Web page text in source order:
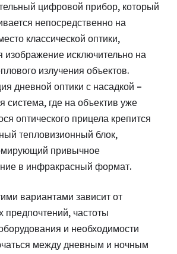
цифровой прибор, который
непосредственно на
классической оптики,
исключительно на
излучения объектов.
дневной оптики с насадкой –
система, где на объектив уже
оптического прицела крепится
тепловизионный блок,
привычное
в инфракрасный формат.
вариантами зависит от
предпочтений, частоты
и необходимости
между дневным и ночным